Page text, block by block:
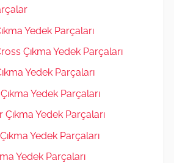
Yedek Parçaları
Çıkma Yedek Parçaları
Yedek Parçaları
Yedek Parçaları
Yedek Parçaları
Yedek Parçaları
Yedek Parçaları